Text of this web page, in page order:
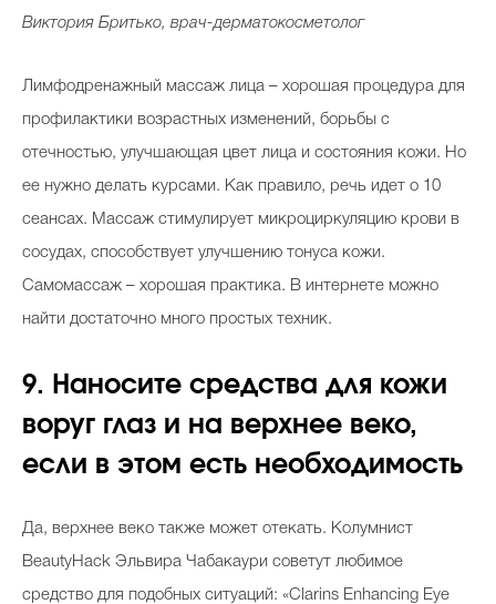
Виктория Бритько, врач-дерматокосметолог
Лимфодренажный массаж лица – хорошая процедура для
профилактики возрастных изменений, борьбы с
отечностью, улучшающая цвет лица и состояния кожи. Но
ее нужно делать курсами. Как правило, речь идет о 10
сеансах. Массаж стимулирует микроциркуляцию крови в
сосудах, способствует улучшению тонуса кожи.
Самомассаж – хорошая практика. В интернете можно
найти достаточно много простых техник.
9. Наносите средства для кожи
воруг глаз и на верхнее веко,
если в этом есть необходимость
Да, верхнее веко также может отекать. Колумнист
BeautyHack Эльвира Чабакаури советут любимое
средство для подобных ситуаций: «Clarins Enhancing Eye